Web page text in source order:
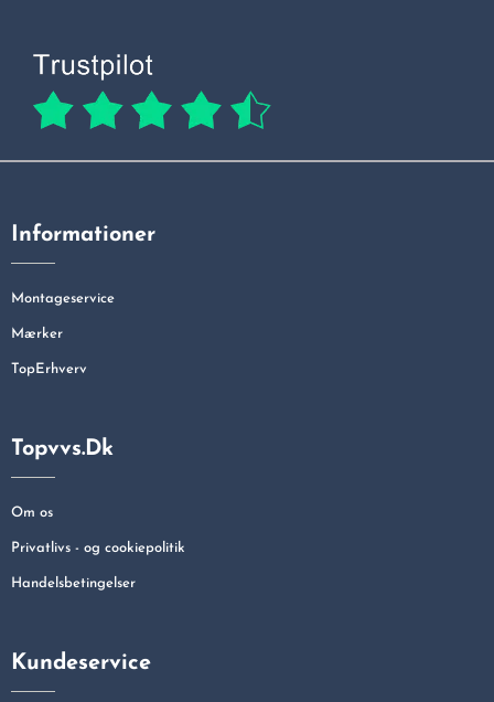
Informationer
Montageservice
Mærker
TopErhverv
Topvvs.dk
Om os
Privatlivs - og cookiepolitik
Handelsbetingelser
Kundeservice